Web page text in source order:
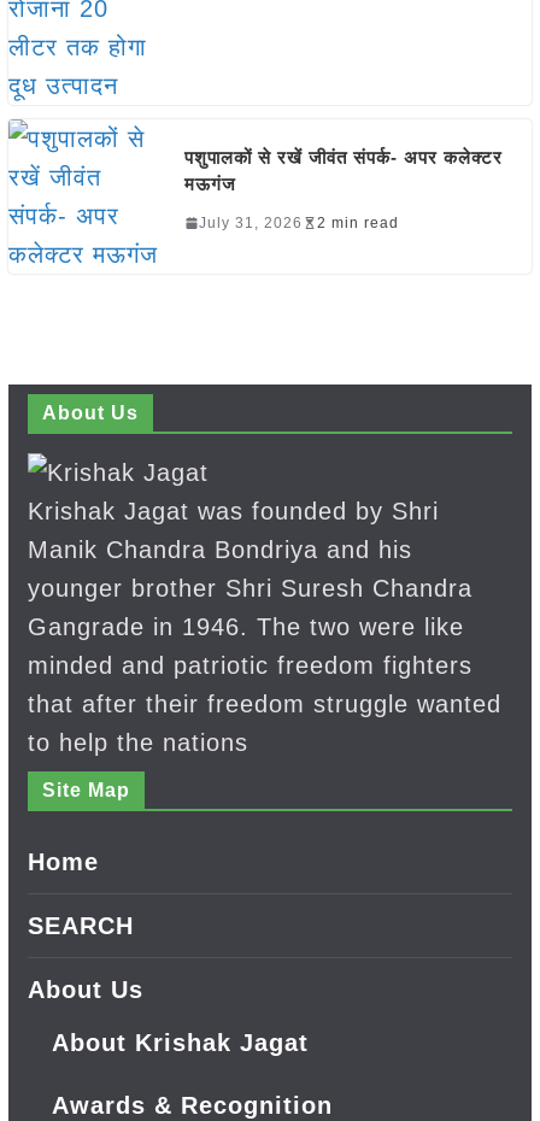
पशुपालकों से रखें जीवंत संपर्क- अपर कलेक्टर
मऊगंज
July 31, 2026 2 min read
About Us
Krishak Jagat was founded by Shri
Manik Chandra Bondriya and his
younger brother Shri Suresh Chandra
Gangrade in 1946. The two were like
minded and patriotic freedom fighters
that after their freedom struggle wanted
to help the nations
Site Map
Home
SEARCH
About Us
About Krishak Jagat
Awards & Recognition